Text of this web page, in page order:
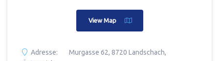
View Map
Adresse:
Murgasse 62, 8720 Landschach,